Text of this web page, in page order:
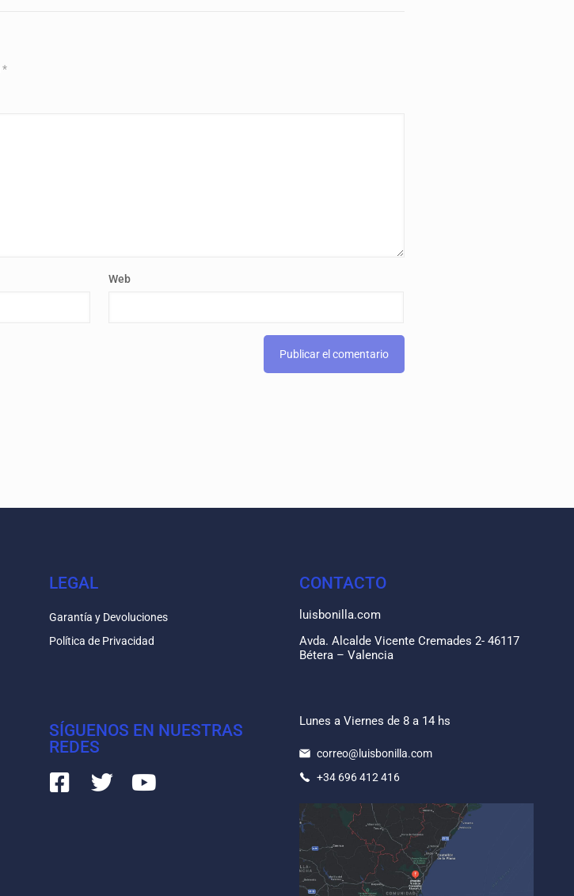
*
Web
LEGAL
Garantía y Devoluciones
Política de Privacidad
SÍGUENOS EN NUESTRAS
REDES
CONTACTO
luisbonilla.com
Avda. Alcalde Vicente Cremades 2- 46117
Bétera – Valencia
Lunes a Viernes de 8 a 14 hs
correo@luisbonilla.com
+34 696 412 416